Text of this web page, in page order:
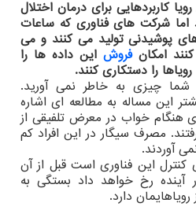
کاربردهایی برای درمان اختلال
اما شرکت های فناوری که ساعات
پوشیدنی تولید می کنند و می
امکانفروش این داده ها را
را دستکاری کنند.
چیزی به خاطر نمی آورید.
این مساله به مطالعه ای اشاره
هنگام خواب در معرض تلفیقی از
مصرف سیگار در این افراد کم
آوردند.
کنترل این فناوری است قبل از آن
رخ خواهد داد بستگی به
دارد.